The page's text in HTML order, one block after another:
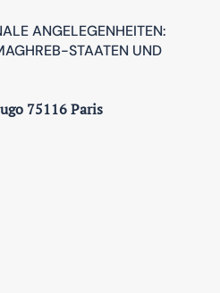
ANGELEGENHEITEN:
STAATEN UND
75116 Paris